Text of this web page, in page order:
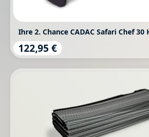
Ihre 2. Chance CADAC Safari Chef 30
Regulärer Preis:
122,95 €